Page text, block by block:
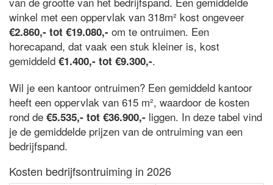
winkel met een oppervlak van 318m² kost ongeveer
€2.860,- tot €19.080,- om te ontruimen. Een
horecapand, dat vaak een stuk kleiner is, kost
gemiddeld €1.400,- tot €9.300,-.
Wil je een kantoor ontruimen? Een gemiddeld kantoor
heeft een oppervlak van 615 m², waardoor de kosten
rond de €5.535,- tot €36.900,- liggen. In deze tabel vind
je de gemiddelde prijzen van de ontruiming van een
bedrijfspand.
Kosten bedrijfsontruiming in 2026